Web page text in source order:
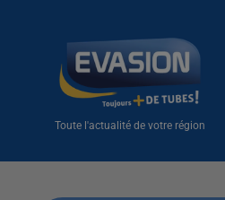
Toute l'actualité de votre région